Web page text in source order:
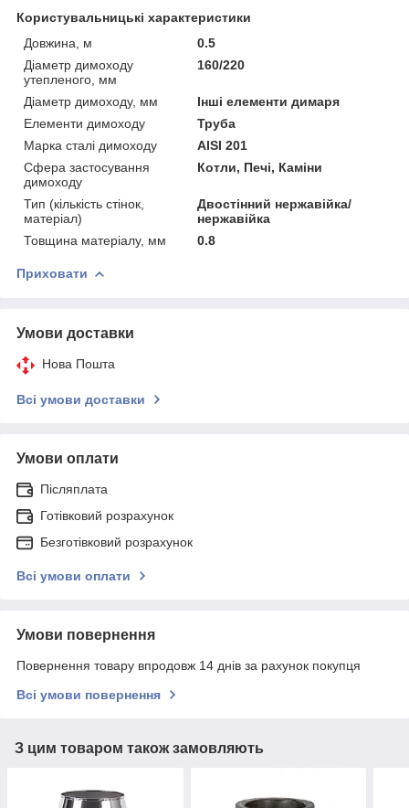
Користувальницькі характеристики
Довжина, м
0.5
Діаметр димоходу
утепленого, мм
160/220
Діаметр димоходу, мм
Інші елементи димаря
Елементи димоходу
Труба
Марка сталі димоходу
AISI 201
Сфера застосування
димоходу
Котли, Печі, Каміни
Тип (кількість стінок,
матеріал)
Двостінний нержавійка/
нержавійка
Товщина матеріалу, мм
0.8
Приховати
Умови доставки
Нова Пошта
Всі умови доставки
Умови оплати
Післяплата
Готівковий розрахунок
Безготівковий розрахунок
Всі умови оплати
Умови повернення
Повернення товару впродовж 14 днів за рахунок покупця
Всі умови повернення
З цим товаром також замовляють